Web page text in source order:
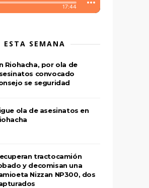
ESTA SEMANA
Riohacha, por ola de
convocado
se seguridad
ola de asesinatos en
tractocamión
y decomisan una
Nizzan NP300, dos